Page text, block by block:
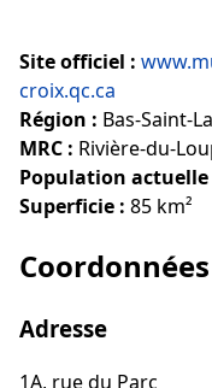
Site officiel :
croix.qc.ca
Région : Bas-Saint-
MRC : Rivière-du-
Population actuelle
Superficie : 85 km²
Adresse
1A, rue du Parc